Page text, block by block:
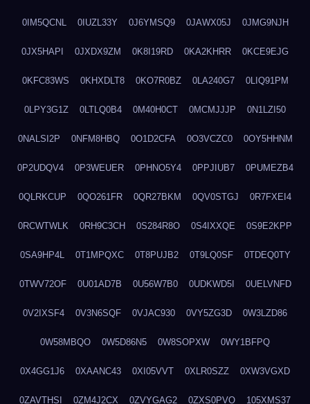
0IM5QCNL 0IUZL33Y 0J6YMSQ9 0JAWX05J 0JMG9NJH
0JX5HAPI 0JXDX9ZM 0K8I19RD 0KA2KHRR 0KCE9EJG
0KFC83WS 0KHXDLT8 0KO7R0BZ 0LA240G7 0LIQ91PM
0LPY3G1Z 0LTLQ0B4 0M40H0CT 0MCMJJJP 0N1LZI50
0NALSI2P 0NFM8HBQ 0O1D2CFA 0O3VCZC0 0OY5HHNM
0P2UDQV4 0P3WEUER 0PHNO5Y4 0PPJIUB7 0PUMEZB4
0QLRKCUP 0QO261FR 0QR27BKM 0QV0STGJ 0R7FXEI4
0RCWTWLK 0RH9C3CH 0S284R8O 0S4IXXQE 0S9E2KPP
0SA9HP4L 0T1MPQXC 0T8PUJB2 0T9LQ0SF 0TDEQ0TY
0TWV72OF 0U01AD7B 0U56W7B0 0UDKWD5I 0UELVNFD
0V2IXSF4 0V3N6SQF 0VJAC930 0VY5ZG3D 0W3LZD86
0W58MBQO 0W5D86N5 0W8SOPXW 0WY1BFPQ
0X4GG1J6 0XAANC43 0XI05VVT 0XLR0SZZ 0XW3VGXD
0ZAVTHSI 0ZM4J2CX 0ZVYGAG2 0ZXS0PVO 105XMS37